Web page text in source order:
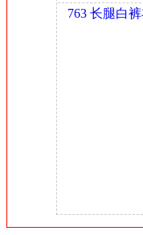
763 长腿白裤丰